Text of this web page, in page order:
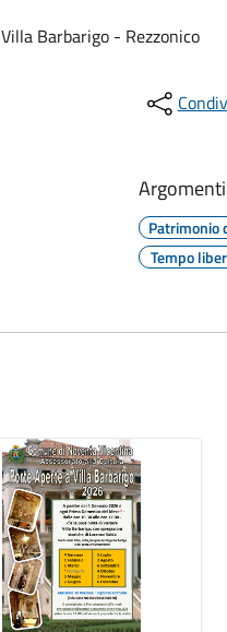
Villa Barbarigo - Rezzonico
Argomenti
Patrimonio
Tempo